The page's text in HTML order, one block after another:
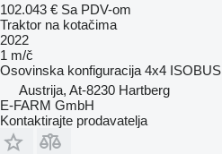
102.043 € Sa PDV-om
Traktor na kotačima
2022
1 m/č
Osovinska konfiguracija 4x4 ISOBUS
Austrija, At-8230 Hartberg
E-FARM GmbH
Kontaktirajte prodavatelja